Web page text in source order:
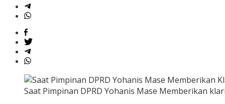
Saat Pimpinan DPRD Yohanis Mase Memberikan